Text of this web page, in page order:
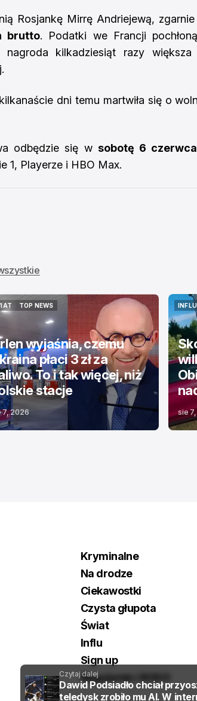
Rosjankę Mirrę Andriejewą, zgarnie
brutto. Podatki we Francji
kilkadziesiąt razy
dni temu martwiła się o
odbędzie się w sobotę 6
1, Playerze i HBO Max.
Czytaj dalej
Dawid Podsiadło chciał
teledysk zrobiło mu AI. W
TOP NEWS
wyjaśnia, czemu
płaci 3 zł za
To i tak więcej, niż
stacje
7, 2026
INFLU
INFLU
sie
Kryminalne
Na drodze
Ciekawostki
Czysta głupota
Świat
Influ
Sign up
Regulamin i RODO